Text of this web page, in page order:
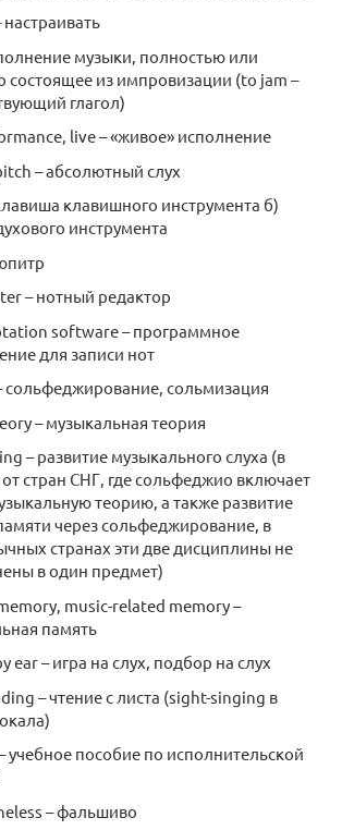
музыки, полностью или
состоящее из импровизации (to jam –
глагол)
live – «живое» исполнение
– абсолютный слух
клавишного инструмента б)
инструмента
– нотный редактор
software – программное
для записи нот
сольфеджирование, сольмизация
– музыкальная теория
– развитие музыкального слуха (в
стран СНГ, где сольфеджио включает
теорию, а также развитие
через сольфеджирование, в
странах эти две дисциплины не
в один предмет)
music-related memory –
память
ear – игра на слух, подбор на слух
– чтение с листа (sight-singing в
учебное пособие по исполнительской
– фальшиво